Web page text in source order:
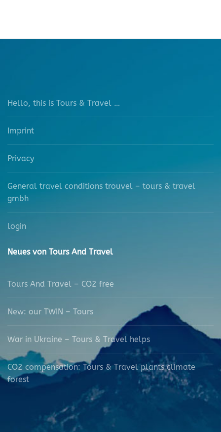
Hello, this is Tours & Travel …
Imprint
Privacy
General travel conditions trouvel – tours & travel
gmbh
login
Neues von Tours And Travel
Tours And Travel – CO2 free
New: our TWIN – Tours
War in Ukraine – Tours & Travel helps
CO2 compensation: Tours & Travel plants climate
forest